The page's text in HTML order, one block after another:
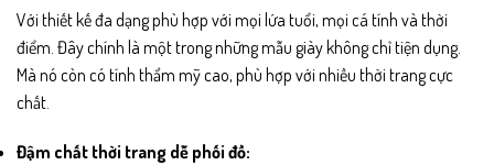
Với thiết kế đa dạng phù hợp với mọi lứa tuổi, mọi cá tính và thời
điểm. Đây chính là một trong những mẫu giày không chỉ tiện dụng.
Mà nó còn có tính thẩm mỹ cao, phù hợp với nhiều thời trang cực
chất.
Đậm chất thời trang dễ phối đồ: